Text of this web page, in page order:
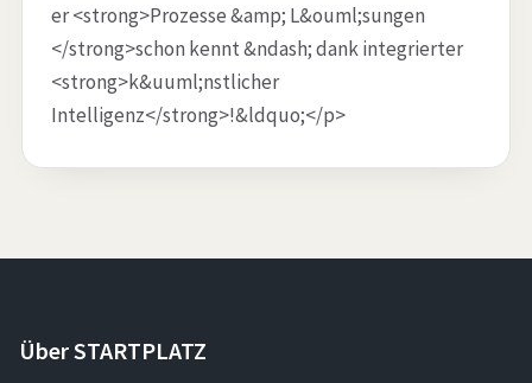
er <strong>Prozesse &amp; L&ouml;sungen
</strong>schon kennt &ndash; dank integrierter
<strong>k&uuml;nstlicher
Intelligenz</strong>!&ldquo;</p>
Über STARTPLATZ